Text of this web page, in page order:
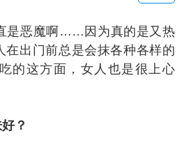
恶魔啊……因为真的是又热
在出门前总是会抹各种各样的
的这方面，女人也是很上心
？